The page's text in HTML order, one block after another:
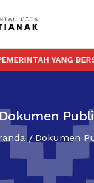
YANG
Dokumen
Dokumen